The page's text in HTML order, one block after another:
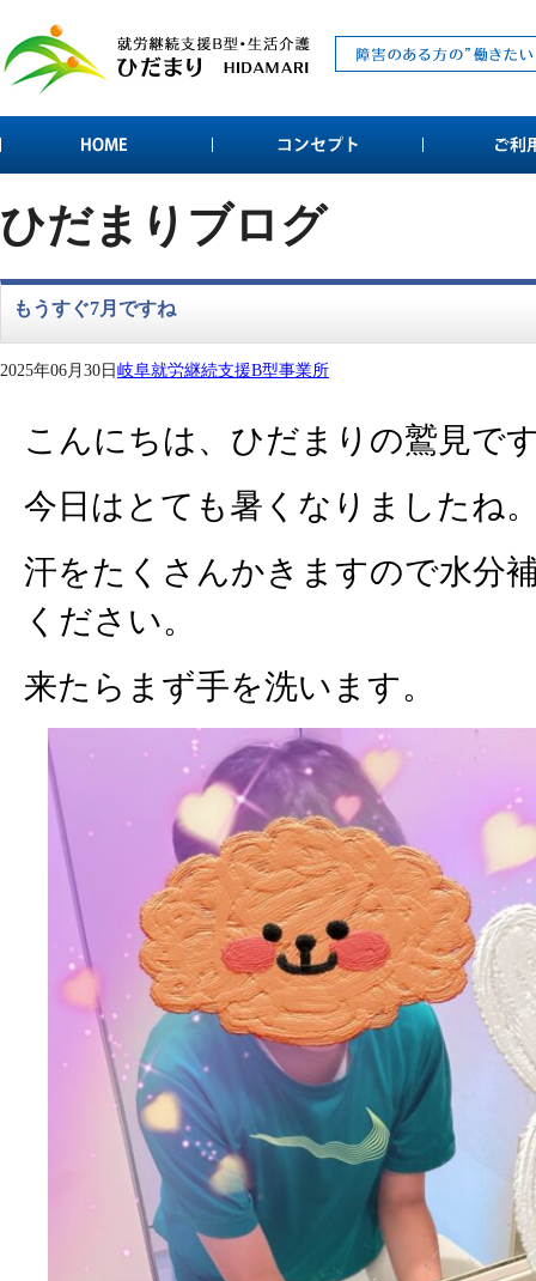
ひだまりブログ
もうすぐ7月ですね
2025年06月30日岐阜就労継続支援B型事業所
こんにちは、ひだまりの鷲見で
今日はとても暑くなりましたね
汗をたくさんかきますので水分
ください。
来たらまず手を洗います。